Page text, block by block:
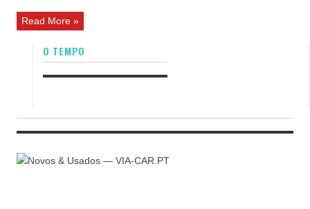
Read More »
O TEMPO